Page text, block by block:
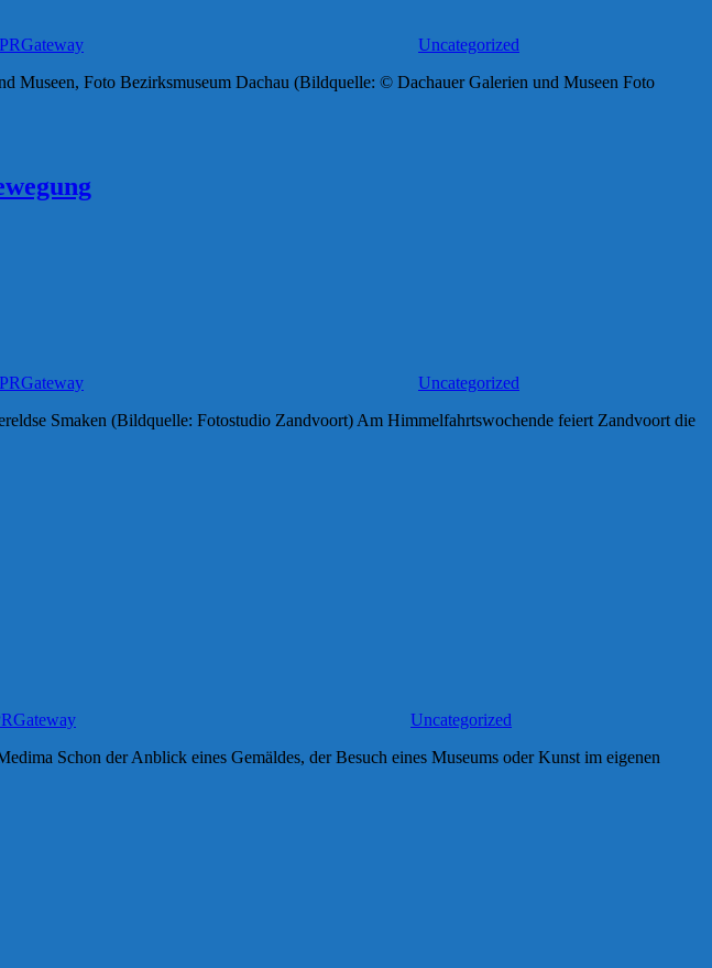
PRGateway
Uncategorized
Museen, Foto Bezirksmuseum Dachau (Bildquelle: © Dachauer Galerien und Museen Foto
PRGateway
Uncategorized
Smaken (Bildquelle: Fotostudio Zandvoort) Am Himmelfahrtswochende feiert Zandvoort die
Uncategorized
Schon der Anblick eines Gemäldes, der Besuch eines Museums oder Kunst im eigenen